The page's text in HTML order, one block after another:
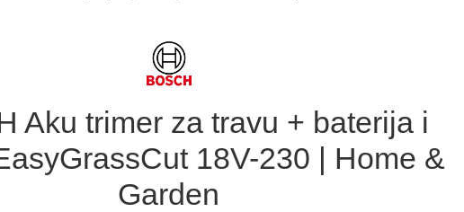
Aku trimer za travu + baterija i
18V-230 | Home &
Garden